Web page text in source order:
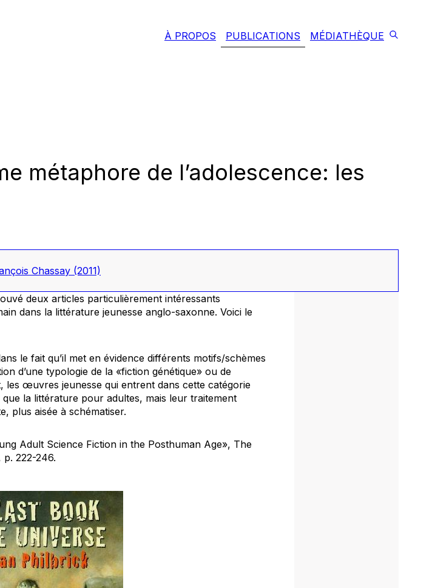
À PROPOS PUBLICATIONS MÉDIATHÈQUE
métaphore de l’adolescence: les
Chassay (2011)
deux articles particulièrement intéressants
dans la littérature jeunesse anglo-saxonne. Voici le
le fait qu’il met en évidence différents motifs/schèmes
d’une typologie de la «fiction génétique» ou de
les œuvres jeunesse qui entrent dans cette catégorie
la littérature pour adultes, mais leur traitement
plus aisée à schématiser.
Adult Science Fiction in the Posthuman Age», The
222-246.